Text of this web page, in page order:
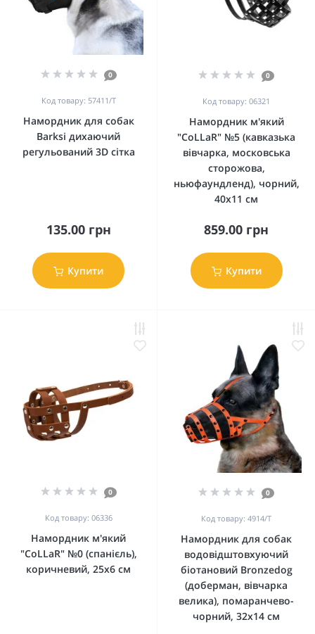
0
Код товару: 57411/Т
Намордник для собак
Barksi дихаючий
регульований 3D сітка
135.00 грн
Купити
0
Код товару: 06321
Намордник м'який
"CoLLaR" №5 (кавказька
вівчарка, московська
сторожова,
ньюфаундленд), чорний,
40х11 см
859.00 грн
Купити
0
Код товару: 06336
Намордник м'який
"CoLLaR" №0 (спанієль),
коричневий, 25х6 см
0
Код товару: 4914/Т
Намордник для собак
водовідштовхуючий
біотановий Bronzedog
(доберман, вівчарка
велика), помаранчево-
чорний, 32х14 см